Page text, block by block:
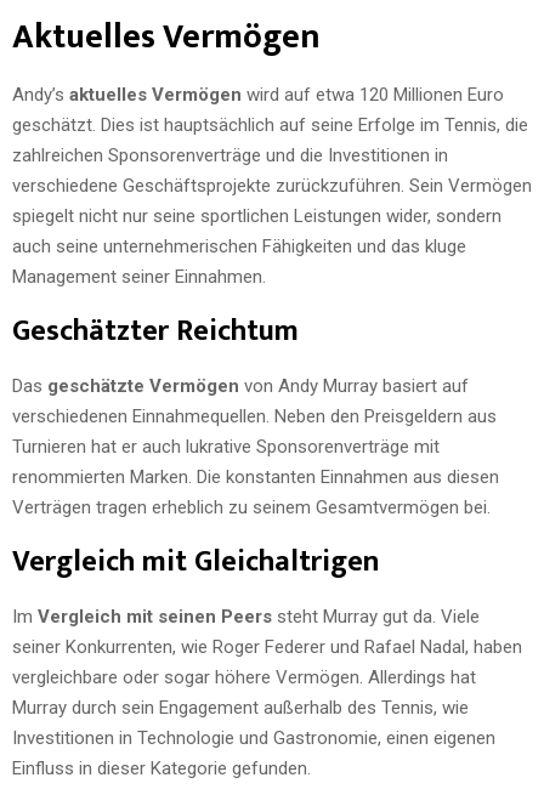
Aktuelles Vermögen
Andy’s aktuelles Vermögen wird auf etwa 120 Millionen Euro
geschätzt. Dies ist hauptsächlich auf seine Erfolge im Tennis, die
zahlreichen Sponsorenverträge und die Investitionen in
verschiedene Geschäftsprojekte zurückzuführen. Sein Vermögen
spiegelt nicht nur seine sportlichen Leistungen wider, sondern
auch seine unternehmerischen Fähigkeiten und das kluge
Management seiner Einnahmen.
Geschätzter Reichtum
Das geschätzte Vermögen von Andy Murray basiert auf
verschiedenen Einnahmequellen. Neben den Preisgeldern aus
Turnieren hat er auch lukrative Sponsorenverträge mit
renommierten Marken. Die konstanten Einnahmen aus diesen
Verträgen tragen erheblich zu seinem Gesamtvermögen bei.
Vergleich mit Gleichaltrigen
Im Vergleich mit seinen Peers steht Murray gut da. Viele
seiner Konkurrenten, wie Roger Federer und Rafael Nadal, haben
vergleichbare oder sogar höhere Vermögen. Allerdings hat
Murray durch sein Engagement außerhalb des Tennis, wie
Investitionen in Technologie und Gastronomie, einen eigenen
Einfluss in dieser Kategorie gefunden.